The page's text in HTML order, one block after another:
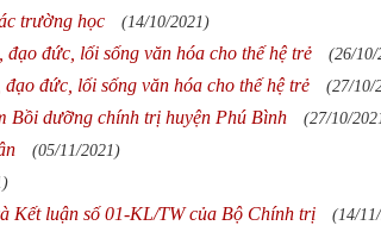
trường học (14/10/2021)
đức, lối sống văn hóa cho thế hệ trẻ (26/10/
đức, lối sống văn hóa cho thế hệ trẻ (27/10/
Bồi dưỡng chính trị huyện Phú Bình (27/10/
(05/11/2021)
Kết luận số 01-KL/TW của Bộ Chính trị (14/